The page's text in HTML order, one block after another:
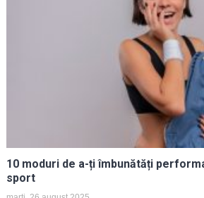
10 moduri de a-ți îmbunătăți
sport